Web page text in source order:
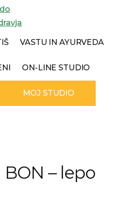
VASTU IN AYURVEDA
ON-LINE STUDIO
MOJ STUDIO
BON – lepo